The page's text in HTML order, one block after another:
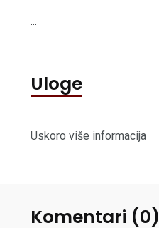
...
Uloge
Uskoro više informacija
Komentari (0)